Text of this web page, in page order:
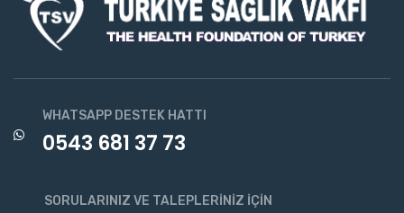
WHATSAPP DESTEK HATTI
0543 681 37 73
SORULARINIZ VE TALEPLERINIZ İÇIN